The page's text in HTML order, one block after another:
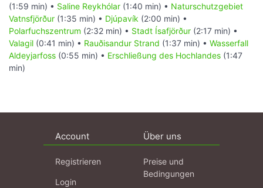
(1:59 min) • Saline Reykhólar (1:40 min) • Naturschutzgebiet
Vatnsfjörður (1:35 min) • Djúpavík (2:00 min) •
Polarfuchszentrum (2:32 min) • Stadt Ísafjörður (2:17 min) •
Valagil (0:41 min) • Rauðisandur Strand (1:37 min) • Wasserfall
Aldeyjarfoss (0:55 min) • Erschließung des Hochlandes (1:47
min)
Account
Registrieren
Login
Über uns
Preise und
Bedingungen